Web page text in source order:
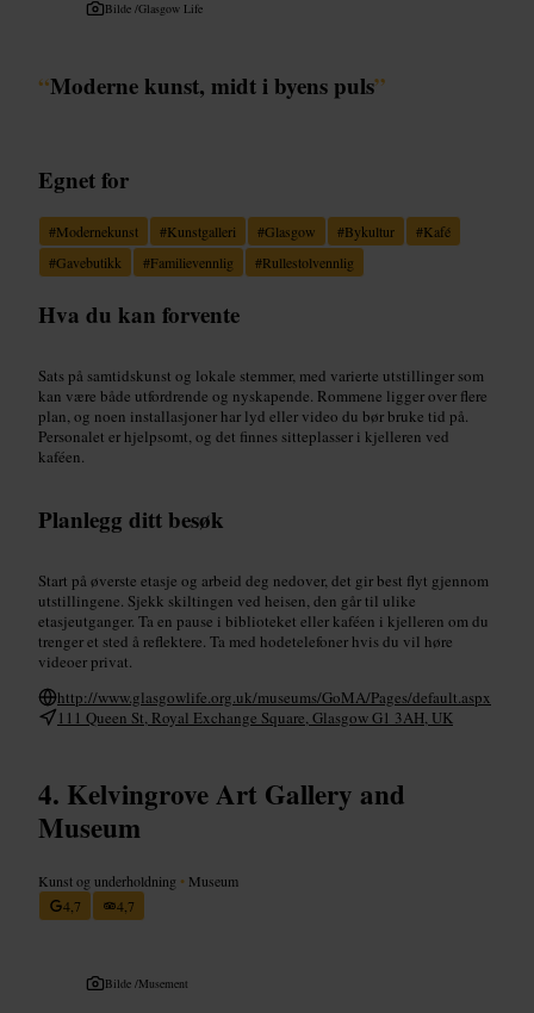
Bilde /Glasgow Life
“Moderne kunst, midt i byens puls”
Egnet for
#Modernekunst #Kunstgalleri #Glasgow #Bykultur #Kafé
#Gavebutikk #Familievennlig #Rullestolvennlig
Hva du kan forvente
Sats på samtidskunst og lokale stemmer, med varierte utstillinger som
kan være både utfordrende og nyskapende. Rommene ligger over flere
plan, og noen installasjoner har lyd eller video du bør bruke tid på.
Personalet er hjelpsomt, og det finnes sitteplasser i kjelleren ved
kaféen.
Planlegg ditt besøk
Start på øverste etasje og arbeid deg nedover, det gir best flyt gjennom
utstillingene. Sjekk skiltingen ved heisen, den går til ulike
etasjeutganger. Ta en pause i biblioteket eller kaféen i kjelleren om du
trenger et sted å reflektere. Ta med hodetelefoner hvis du vil høre
videoer privat.
http://www.glasgowlife.org.uk/museums/GoMA/Pages/default.aspx
111 Queen St, Royal Exchange Square, Glasgow G1 3AH, UK
Kelvingrove Art Gallery and
Museum
Kunst og underholdning • Museum
4,7
4,7
Bilde /Musement